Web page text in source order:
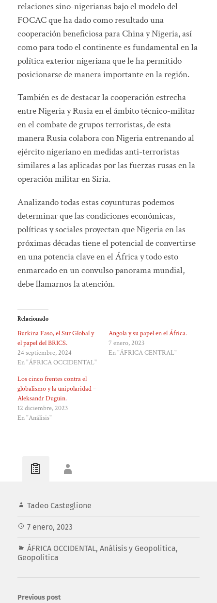
relaciones sino-nigerianas bajo el modelo del
FOCAC que ha dado como resultado una
cooperación beneficiosa para China y Nigeria, así
como para todo el continente es fundamental en la
política exterior nigeriana que le ha permitido
posicionarse de manera importante en la región.
También es de destacar la cooperación estrecha
entre Nigeria y Rusia en el ámbito técnico-militar
en el combate de grupos terroristas, de esta
manera Rusia colabora con Nigeria entrenando al
ejército nigeriano en medidas anti-terroristas
similares a las aplicadas por las fuerzas rusas en la
operación militar en Siria.
Analizando todas estas coyunturas podemos
determinar que las condiciones económicas,
políticas y sociales proyectan que Nigeria en las
próximas décadas tiene el potencial de convertirse
en una potencia clave en el África y todo esto
enmarcado en un convulso panorama mundial,
debe llamarnos la atención.
Relacionado
Burkina Faso, el Sur Global y
el papel del BRICS.
24 septiembre, 2024
En "ÁFRICA OCCIDENTAL"
Angola y su papel en el África.
7 enero, 2023
En "ÁFRICA CENTRAL"
Los cinco frentes contra el
globalismo y la unipolaridad –
Aleksandr Duguin.
12 diciembre, 2023
En "Análisis"
Tadeo Casteglione
7 enero, 2023
ÁFRICA OCCIDENTAL, Análisis y Geopolitica,
Geopolitica
Previous post